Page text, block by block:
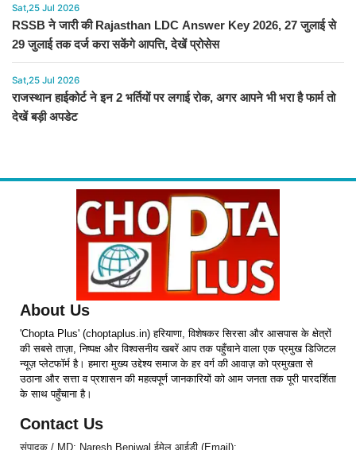
Sat,25 Jul 2026
RSSB ने जारी की Rajasthan LDC Answer Key 2026, 27 जुलाई से
29 जुलाई तक दर्ज करा सकेंगे आपत्ति, देखें प्रोसेस
Sat,25 Jul 2026
राजस्थान हाईकोर्ट ने इन 2 भर्तियों पर लगाई रोक, अगर आपने भी भरा है फार्म तो
देखें बड़ी अपडेट
About Us
'Chopta Plus' (choptaplus.in) हरियाणा, विशेषकर सिरसा और आसपास के क्षेत्रों
की सबसे ताज़ा, निष्पक्ष और विश्वसनीय खबरें आप तक पहुँचाने वाला एक प्रमुख डिजिटल
न्यूज़ प्लेटफॉर्म है। हमारा मुख्य उद्देश्य समाज के हर वर्ग की आवाज़ को प्रमुखता से
उठाना और सत्ता व प्रशासन की महत्वपूर्ण जानकारियों को आम जनता तक पूरी पारदर्शिता
के साथ पहुँचाना है।
Contact Us
संपादक / MD: Naresh Beniwal ईमेल आईडी (Email):